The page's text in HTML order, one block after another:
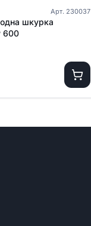
Арт. 230037
шкурка
600